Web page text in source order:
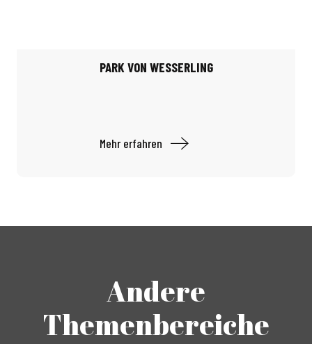
PARK VON WESSERLING
Mehr erfahren
Andere
Themenbereiche